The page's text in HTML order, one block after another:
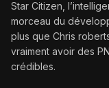
Star Citizen,
morceau du
plus que Chris
vraiment avoir des
crédibles.